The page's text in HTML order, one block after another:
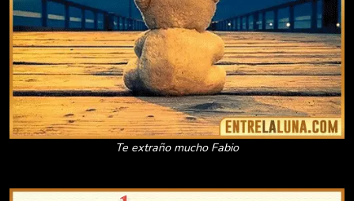
Te extraño mucho Fabio